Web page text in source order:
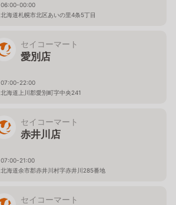
06:00-00:00
北海道札幌市北区あいの里4条5丁目
セイコーマート
愛別店
07:00-22:00
北海道上川郡愛別町字中央241
セイコーマート
赤井川店
07:00-21:00
北海道余市郡赤井川村字赤井川285番地
セイコーマート